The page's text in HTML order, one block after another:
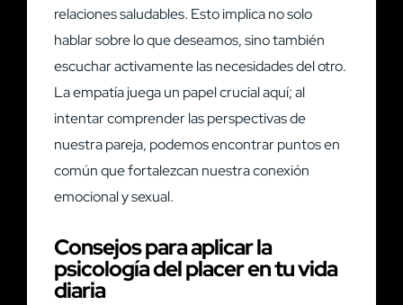
relaciones saludables. Esto implica no solo
hablar sobre lo que deseamos, sino también
escuchar activamente las necesidades del otro.
La empatía juega un papel crucial aquí; al
intentar comprender las perspectivas de
nuestra pareja, podemos encontrar puntos en
común que fortalezcan nuestra conexión
emocional y sexual.
Consejos para aplicar la
psicología del placer en tu vida
diaria